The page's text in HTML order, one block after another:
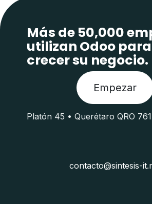
Más de 50,000
utilizan Odoo
crecer su negocio.
Empezar
Platón 45 • Querétaro QRO
contacto@sintesis-